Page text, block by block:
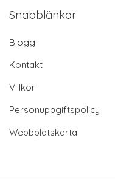
Snabblänkar
Blogg
Kontakt
Villkor
Personuppgiftspolicy
Webbplatskarta